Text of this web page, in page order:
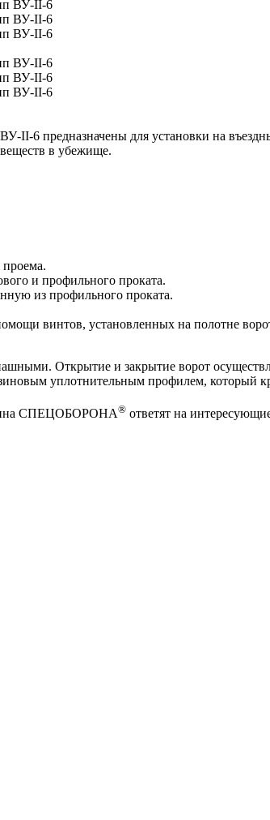
II-6 предназначены для установки на
в убежище.
проема.
и профильного проката.
из профильного проката.
винтов, установленных на полотне
Открытие и закрытие ворот
уплотнительным профилем, который
СПЕЦОБОРОНА® ответят на